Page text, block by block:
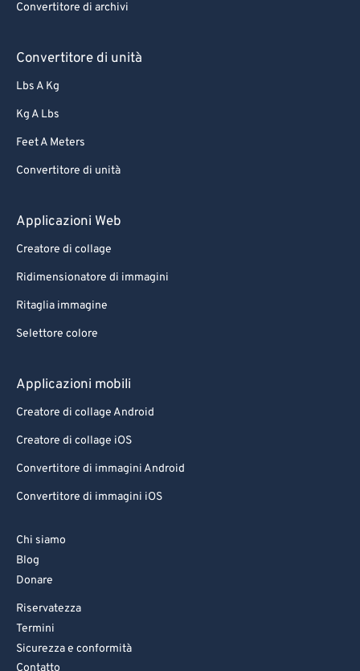
Convertitore di archivi
Convertitore di unità
Lbs A Kg
Kg A Lbs
Feet A Meters
Convertitore di unità
Applicazioni Web
Creatore di collage
Ridimensionatore di immagini
Ritaglia immagine
Selettore colore
Applicazioni mobili
Creatore di collage Android
Creatore di collage iOS
Convertitore di immagini Android
Convertitore di immagini iOS
Chi siamo
Blog
Donare
Riservatezza
Termini
Sicurezza e conformità
Contatto